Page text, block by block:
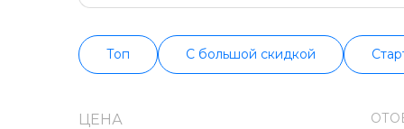
Топ С большой скидкой
ЦЕНА